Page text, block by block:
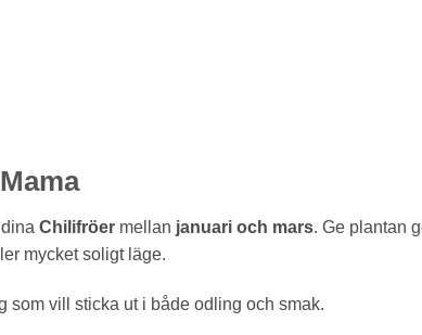
Chilifröer mellan januari och mars. Ge plantan
mycket soligt läge.
som vill sticka ut i både odling och smak.